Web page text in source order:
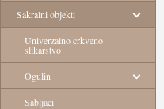
Sakralni objekti
Univerzalno crkveno
slikarstvo
Ogulin
Sabljaci